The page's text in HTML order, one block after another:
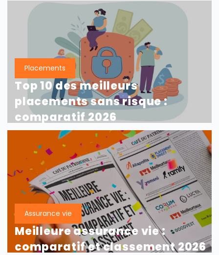
Placements
Top 10 des meilleurs
placements sans risque :
comparatif 2026
Assurance vie
Meilleure assurance vie :
comparatif et classement 2026